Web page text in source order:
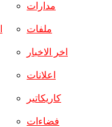
مدارات
ملفات
اخر الاخبار
اعلانات
كاريكاتير
فضاءات